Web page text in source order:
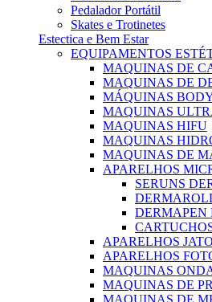
Pedalador Portátil
Skates e Trotinetes
Estectica e Bem Estar
EQUIPAMENTOS
MAQUINAS DE
MAQUINAS DE
MÁQUINAS
MAQUINAS
MAQUINAS HIFU
MAQUINAS
MAQUINAS DE
APARELHOS
SERUNS
DERMAPEN
APARELHOS
APARELHOS
MAQUINAS
MAQUINAS DE
MAQUINAS DE